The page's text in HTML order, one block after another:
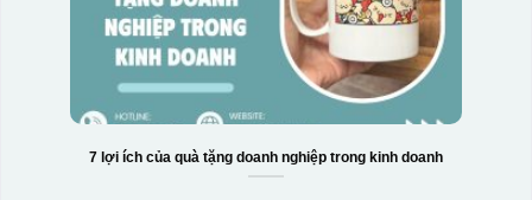
7 lợi ích của quà tặng doanh nghiệp trong kinh doanh